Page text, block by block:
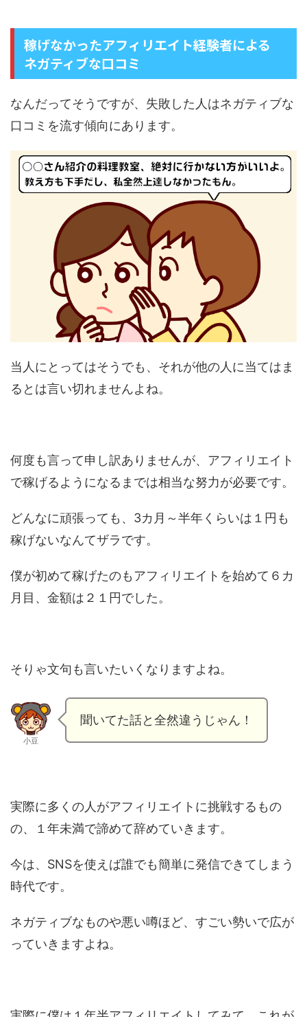
稼げなかったアフィリエイト経験者による
ネガティブな口コミ
なんだってそうですが、失敗した人はネガティブな
口コミを流す傾向にあります。
当人にとってはそうでも、それが他の人に当てはま
るとは言い切れませんよね。
何度も言って申し訳ありませんが、アフィリエイト
で稼げるようになるまでは相当な努力が必要です。
どんなに頑張っても、3カ月～半年くらいは１円も
稼げないなんてザラです。
僕が初めて稼げたのもアフィリエイトを始めて６カ
月目、金額は２１円でした。
そりゃ文句も言いたいくなりますよね。
小豆
聞いてた話と全然違うじゃん！
実際に多くの人がアフィリエイトに挑戦するもの
の、１年未満で諦めて辞めていきます。
今は、SNSを使えば誰でも簡単に発信できてしまう
時代です。
ネガティブなものや悪い噂ほど、すごい勢いで広が
っていきますよね。